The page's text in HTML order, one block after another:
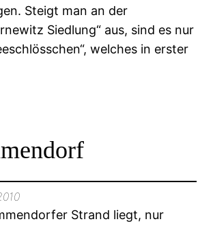
Steigt man an der
Siedlung“ aus, sind es nur
welches in erster
Strand liegt, nur